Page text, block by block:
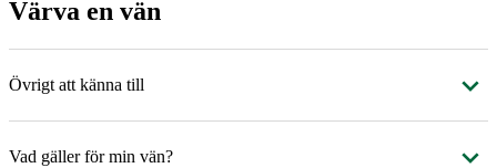
Värva en vän
Övrigt att känna till
Vad gäller för min vän?